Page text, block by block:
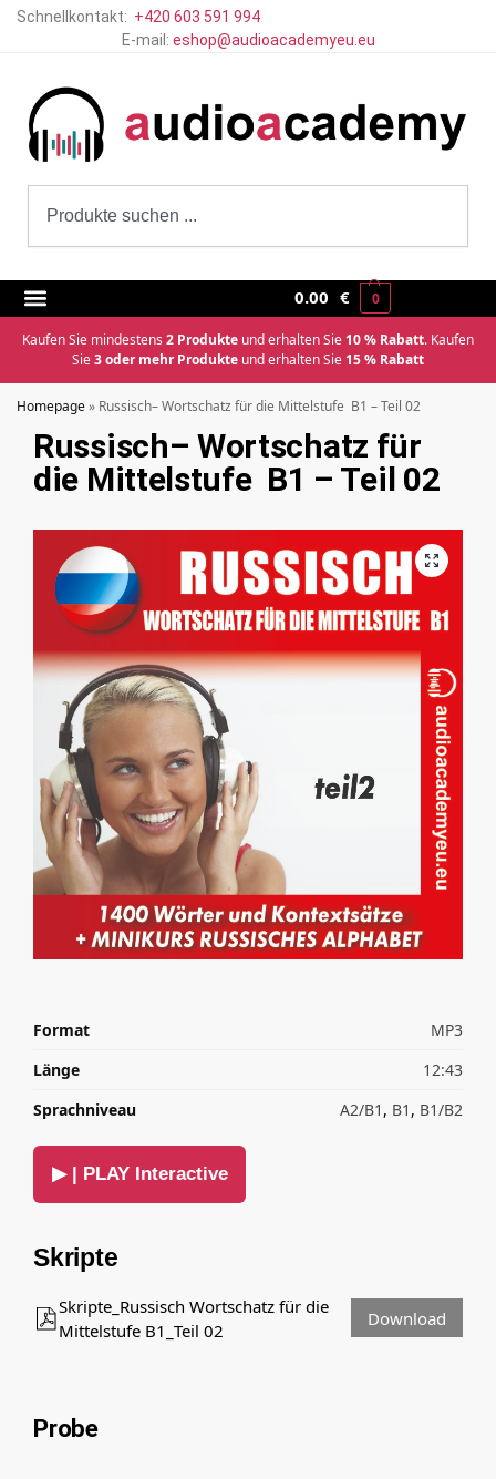
Schnellkontakt: +420 603 591 994
E-mail: eshop@audioacademyeu.eu
0.00 € 0
Kaufen Sie mindestens 2 Produkte und erhalten Sie 10 % Rabatt. Kaufen
Sie3 oder mehr Produkte und erhalten Sie 15 % Rabatt
Homepage» Russisch– Wortschatz für die Mittelstufe B1 – Teil 02
Russisch– Wortschatz für
die Mittelstufe B1 – Teil 02
Format
MP3
Länge
12:43
Sprachniveau
A2/B1 , B1 , B1/B2
▶ | PLAY Interactive
Skripte
Skripte_Russisch Wortschatz für die
Mittelstufe B1_Teil 02
Download
Probe